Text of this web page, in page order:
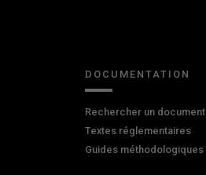
DOCUMENTATION
Rechercher un document
Textes réglementaires
Guides méthodologiques